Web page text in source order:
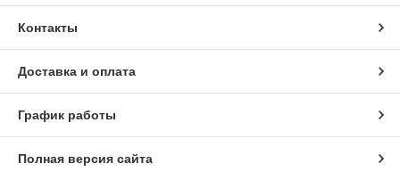
Контакты
Доставка и оплата
График работы
Полная версия сайта